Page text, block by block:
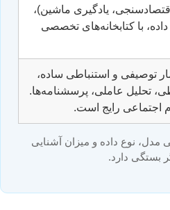
یادگیری ماشین)،
با کتابخانه‌های تخصصی
توصیفی و استنباطی ساده،
تحلیل عاملی، پرسشنامه‌ها.
اجتماعی رایج است.
مدل، نوع داده و میزان آشنایی
بستگی دارد.